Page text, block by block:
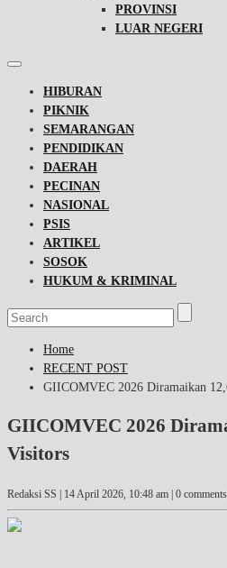
PROVINSI
LUAR NEGERI
HIBURAN
PIKNIK
SEMARANGAN
PENDIDIKAN
DAERAH
PECINAN
NASIONAL
PSIS
ARTIKEL
SOSOK
HUKUM & KRIMINAL
Home
RECENT POST
GIICOMVEC 2026 Diramaikan
GIICOMVEC 2026
Visitors
Redaksi SS | 14 April 2026, 10:48 am | 0